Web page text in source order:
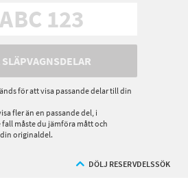
för att visa passande delar till din
fler än en passande del, i
måste du jämföra mått och
originaldel.
DÖLJ RESERVDELSSÖK